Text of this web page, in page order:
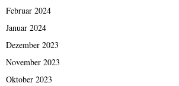
Februar 2024
Januar 2024
Dezember 2023
November 2023
Oktober 2023